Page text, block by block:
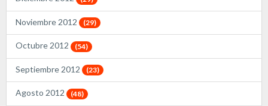
Noviembre 2012 (29)
Octubre 2012 (54)
Septiembre 2012 (23)
Agosto 2012 (48)